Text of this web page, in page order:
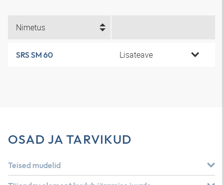
Nimetus
SRS SM 60 Lisateave
OSAD JA TARVIKUD
Teised mudelid